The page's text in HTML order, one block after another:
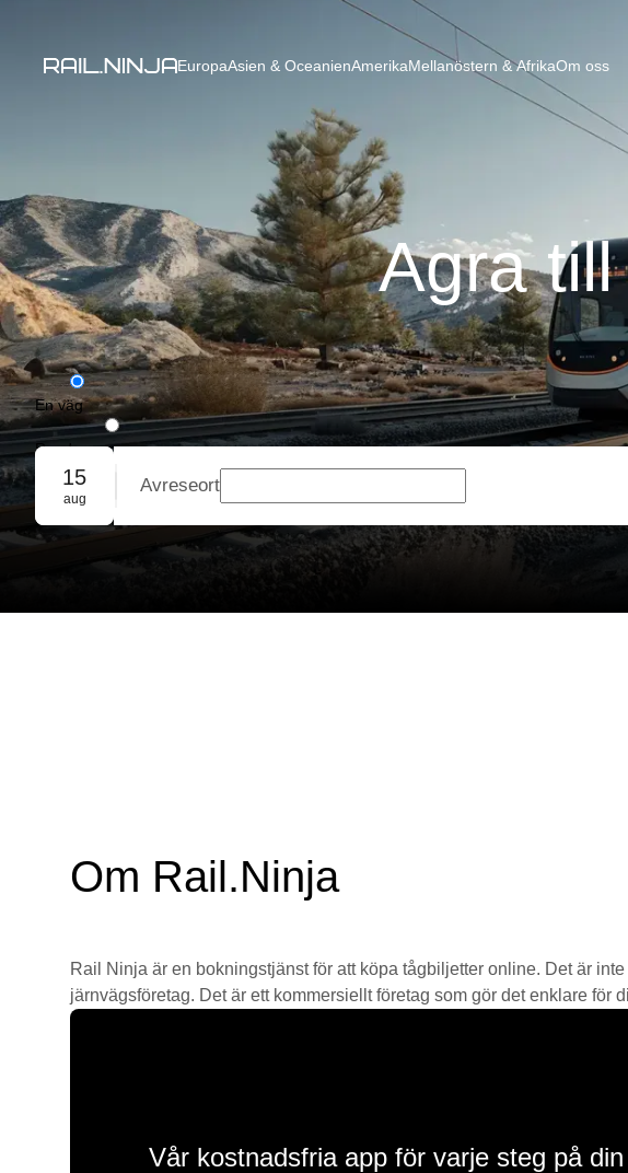
EuropaAsien & OceanienAmerikaMellanöstern & AfrikaOm oss
Agra
En väg
Rundresa
Gruppbokning
15
aug
Avreseort
Om Rail.Ninja
Rail Ninja är en bokningstjänst för att köpa tågbiljetter online. Det är
järnvägsföretag. Det är ett kommersiellt företag som gör det enklare för
Vår kostnadsfria app för varje steg på